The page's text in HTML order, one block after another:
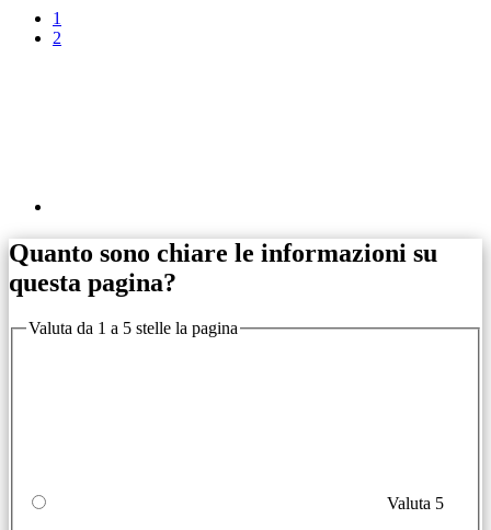
1
2
Quanto sono chiare le informazioni su
questa pagina?
Valuta da 1 a 5 stelle la pagina
Valuta 5